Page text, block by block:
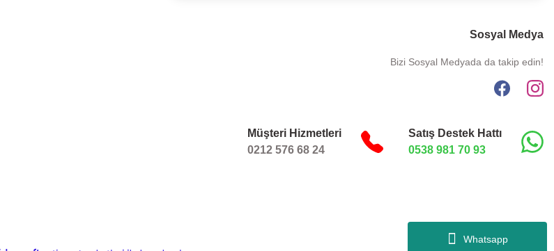
Whatsapp
Sosyal Medya
Bizi Sosyal Medyada da takip edin!
Müşteri Hizmetleri
0212 576 68 24
Satış Destek Hattı
0538 981 70 93